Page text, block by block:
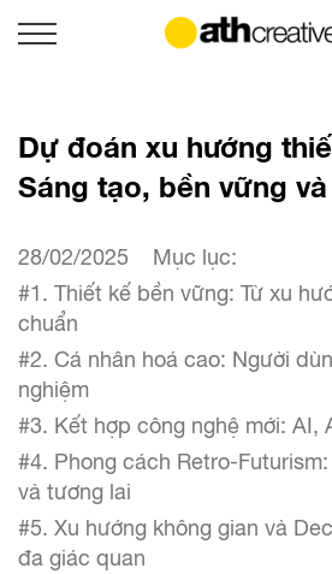
Dự đoán xu hướng
Sáng tạo, bền vững
28/02/2025
Mục lục:
#1. Thiết kế bền vững: Từ xu
chuẩn
#2. Cá nhân hoá cao: Người
nghiệm
#3. Kết hợp công nghệ mới: AI,
#4. Phong cách Retro-
và tương lai
#5. Xu hướng không gian và
đa giác quan